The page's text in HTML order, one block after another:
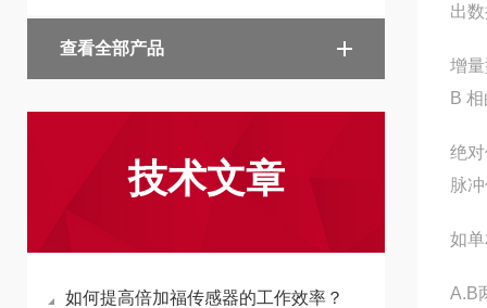
查看全部产品
技术文章
如何提高倍加福传感器的工作效率？
出
增
B
绝
脉
如
A.B